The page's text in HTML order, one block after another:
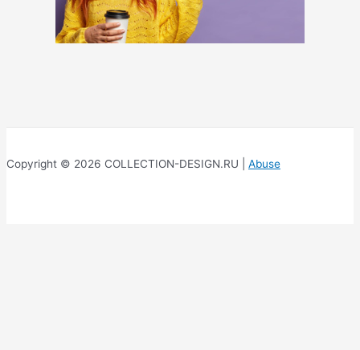
Copyright © 2026 COLLECTION-DESIGN.RU | Abuse